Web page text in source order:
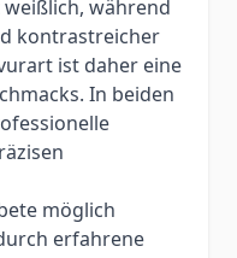
während
kontrastreicher
ist daher eine
In beiden
möglich
erfahrene